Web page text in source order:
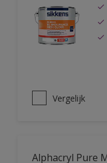
Vergelijk
Alphacryl Pure